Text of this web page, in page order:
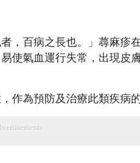
，百病之長也。」蕁麻疹
使氣血運行失常，出現皮
作為預防及治療此類疾病